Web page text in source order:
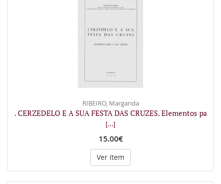
RIBEIRO, Margarida
. CERZEDELO E A SUA FESTA DAS CRUZES. Elementos pa
[...]
15.00€
Ver Item